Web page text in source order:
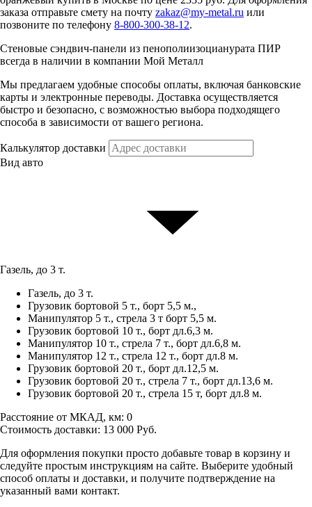
заказа отправьте смету на почту zakaz@my-metal.ru или
позвоните по телефону 8-800-300-38-12.
Стеновые cэндвич-панели из пенополиизоцианурата ПИР
всегда в наличии в компании Мой Металл
Мы предлагаем удобные способы оплаты, включая банковские
карты и электронные переводы. Доставка осуществляется
быстро и безопасно, с возможностью выбора подходящего
способа в зависимости от вашего региона.
Калькулятор доставки
Вид авто
Газель, до 3 т.
Газель, до 3 т.
Грузовик бортовой 5 т., борт 5,5 м.,
Манипулятор 5 т., стрела 3 т борт 5,5 м.
Грузовик бортовой 10 т., борт дл.6,3 м.
Манипулятор 10 т., стрела 7 т., борт дл.6,8 м.
Манипулятор 12 т., стрела 12 т., борт дл.8 м.
Грузовик бортовой 20 т., борт дл.12,5 м.
Грузовик бортовой 20 т., стрела 7 т., борт дл.13,6 м.
Грузовик бортовой 20 т., стрела 15 т, борт дл.8 м.
Расстояние от МКАД, км: 0
Стоимость доставки: 13 000 Руб.
Для оформления покупки просто добавьте товар в корзину и
следуйте простым инструкциям на сайте. Выберите удобный
способ оплаты и доставки, и получите подтверждение на
указанный вами контакт.